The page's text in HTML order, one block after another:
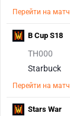
Перейти на матч
TH000
Starbuck
Перейти на матч
B Cup S18
Stars War